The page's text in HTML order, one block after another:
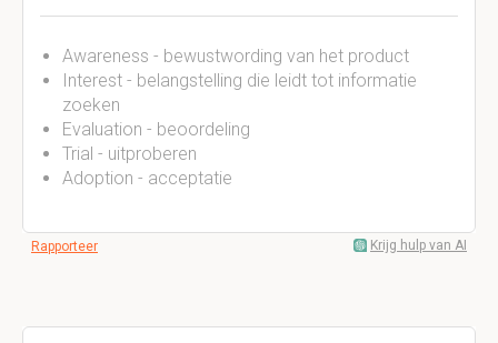
Awareness - bewustwording van het product
Interest - belangstelling die leidt tot informatie
zoeken
Evaluation - beoordeling
Trial - uitproberen
Adoption - acceptatie
Rapporteer Krijg hulp van AI